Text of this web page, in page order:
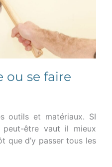
ou se faire
outils et matériaux. SI
peut-être vaut il mieux
que d’y passer tous les